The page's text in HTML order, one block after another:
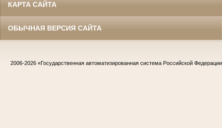
КАРТА САЙТА
ОБЫЧНАЯ ВЕРСИЯ САЙТА
2006-2026 «Государственная автоматизированная система Российской